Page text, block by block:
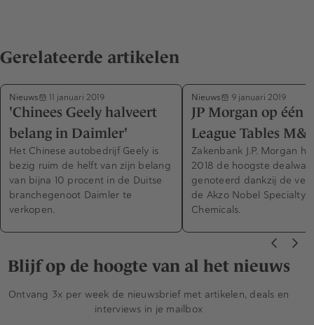
Gerelateerde artikelen
Nieuws 11 januari 2019
'Chinees Geely halveert
belang in Daimler'
Het Chinese autobedrijf Geely is
bezig ruim de helft van zijn belang
van bijna 10 procent in de Duitse
branchegenoot Daimler te
verkopen.
Nieuws 9 januari 2019
JP Morgan op één
League Tables
Zakenbank J.P. Morgan
2018 de hoogste
genoteerd dankzij de
de Akzo Nobel Specialty
Chemicals.
Blijf op de hoogte van al het nieuws
Ontvang 3x per week de nieuwsbrief met artikelen, deals en
interviews in je mailbox